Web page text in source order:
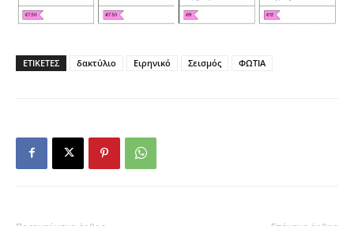
ΕΤΙΚΕΤΕΣ δακτύλιο Ειρηνικό Σεισμός ΦΩΤΙΑ